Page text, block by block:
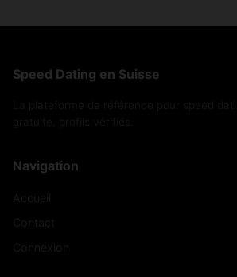
Speed Dating en Suisse
Navigation